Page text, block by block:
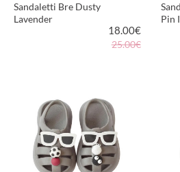
Sandaletti Bre Dusty
Lavender
18.00€
25.00€
Pin